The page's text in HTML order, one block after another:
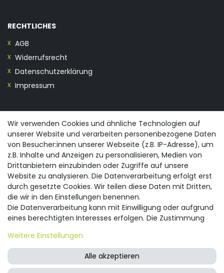
RECHTLICHES
AGB
Widerrufsrecht
Datenschutzerklärung
Impressum
0355/28913230
info@spreewald-praesente.de
Gubener Straße 19, 03042 Cottbus
© 2026 spreewald-praesente.de| Design by neoprisma
Wir verwenden Cookies und ähnliche Technologien auf
unserer Website und verarbeiten personenbezogene Daten
von Besucher:innen unserer Webseite (z.B. IP-Adresse), um
z.B. Inhalte und Anzeigen zu personalisieren, Medien von
Drittanbietern einzubinden oder Zugriffe auf unsere
Website zu analysieren. Die Datenverarbeitung erfolgt erst
durch gesetzte Cookies. Wir teilen diese Daten mit Dritten,
die wir in den Einstellungen benennen.
Die Datenverarbeitung kann mit Einwilligung oder aufgrund
eines berechtigten Interesses erfolgen. Die Zustimmung
nicht einzuwilligen und die Einwilligung zu einem späteren
Zeitpunkt zu ändern oder zu widerrufen. Beachten Sie unser
Impressum
und weitere Hinweise zur Verwendung
personenbezogener Daten in unsererDaten­schutz­
Weitere Einstellungen
Alle akzeptieren